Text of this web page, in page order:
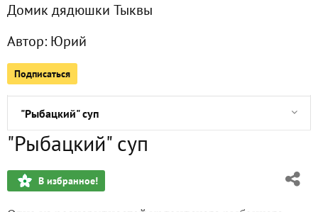
Домик дядюшки Тыквы
Автор: Юрий
Подписаться
Пихта корейская Сильберлок
Фаршированный перец (один из вариантов)
Поздравляю с самым женственным праздником!!!
"Рыбацкий" суп
Тушеное мясо
Выходные с морепродуктами
"Рыбацкий" суп
В избранное!